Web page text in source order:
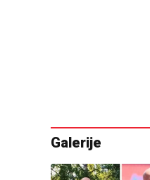
Galerije